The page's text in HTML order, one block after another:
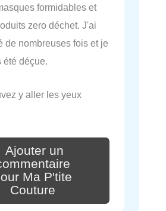
formidables et
zero déchet. J'ai
de nombreuses fois et je
été déçue.
y aller les yeux
Ajouter un
Ma P'tite
Couture